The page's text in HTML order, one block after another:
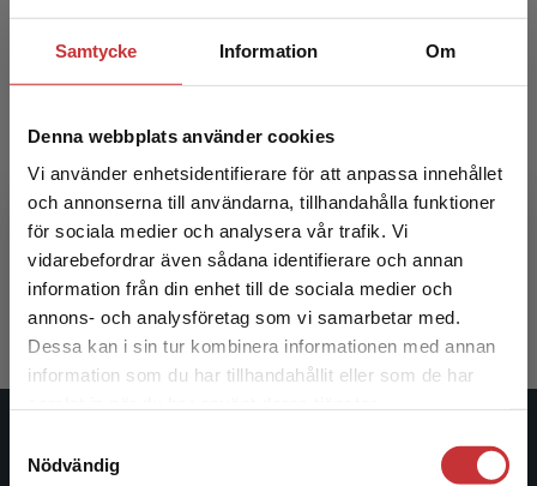
Samtycke Information Om
Denna webbplats använder cookies
Vi använder enhetsidentifierare för att anpassa innehållet
och annonserna till användarna, tillhandahålla funktioner
för sociala medier och analysera vår trafik. Vi
vidarebefordrar även sådana identifierare och annan
information från din enhet till de sociala medier och
annons- och analysföretag som vi samarbetar med.
Dessa kan i sin tur kombinera informationen med annan
information som du har tillhandahållit eller som de har
Nödvändig
Begränsad fraktregion
Det verkar som att du besöker
studentlitteratur.se via en enhet utanför Sverige.
Vi erbjuder inte leveranser utanför Sverige. För
att kunna slutföra ett köp måste
Politik och förvaltning i svenska kommuner
Erlingsson, Gissur Ó m.fl.
331 krinkl. moms
Exkl. moms: 312 kr
Studentlitteratur